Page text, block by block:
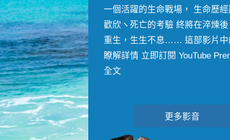
一個活躍的生命戰場， 生命歷
歡欣ヽ死亡的考驗 終將在淬煉
重生，生生不息…… 這部影片中
瞭解詳情 立即訂閱 YouTube
全文
更多影音